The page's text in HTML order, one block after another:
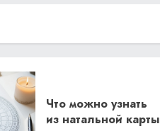
Что можно узнать
из натальной карты